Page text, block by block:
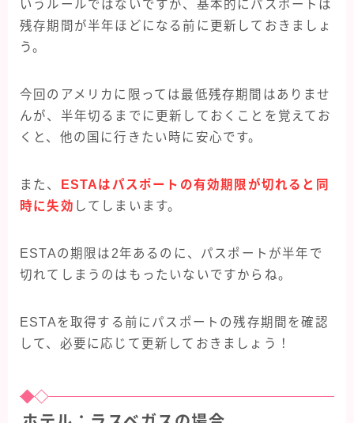
いうルールではないですが、基本的にパスポートは
残存期間が半年ほどになる前に更新しておきましょ
う。
今回のアメリカに限っては最低残存期間はありませ
んが、半年切るまでに更新しておくことを覚えてお
くと、他の国に行きたい時に安心です。
また、
ESTAはパスポートの有効期限が切れると同
時に失効 してしまいます。
ESTAの期限は2年あるのに、パスポートが半年で
切れてしまうのはもったいないですからね。
ESTAを取得する前にパスポートの残存期間を確認
して、必要に応じて更新しておきましょう！